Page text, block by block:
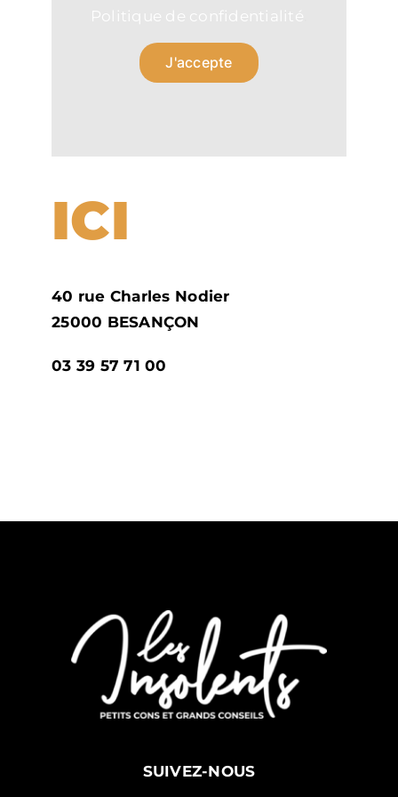
Politique de confidentialité
J'accepte
ICI
40 rue Charles Nodier
25000 BESANÇON
03 39 57 71 00
SUIVEZ-NOUS